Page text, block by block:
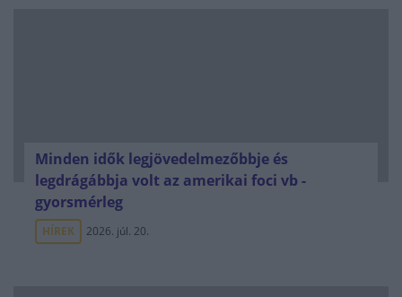
Minden idők legjövedelmezőbbje és
legdrágábbja volt az amerikai foci vb -
gyorsmérleg
HÍREK 2026. júl. 20.